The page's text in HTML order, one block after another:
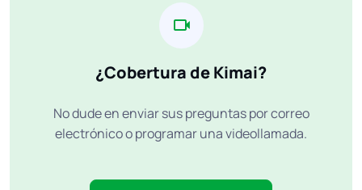
¿Cobertura de Kimai?
No dude en enviar sus preguntas por correo
electrónico o programar una videollamada.